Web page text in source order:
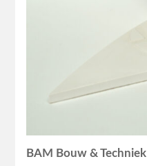
BAM Bouw & Techniek